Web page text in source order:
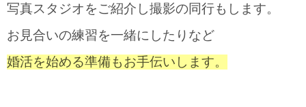
写真スタジオをご紹介し撮影の同行もします。
お見合いの練習を一緒にしたりなど
婚活を始める準備もお手伝いします。